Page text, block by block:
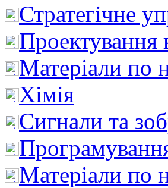
Стратегічне
Проектування
Матеріали по
Хімія
Сигнали та
Матеріали по